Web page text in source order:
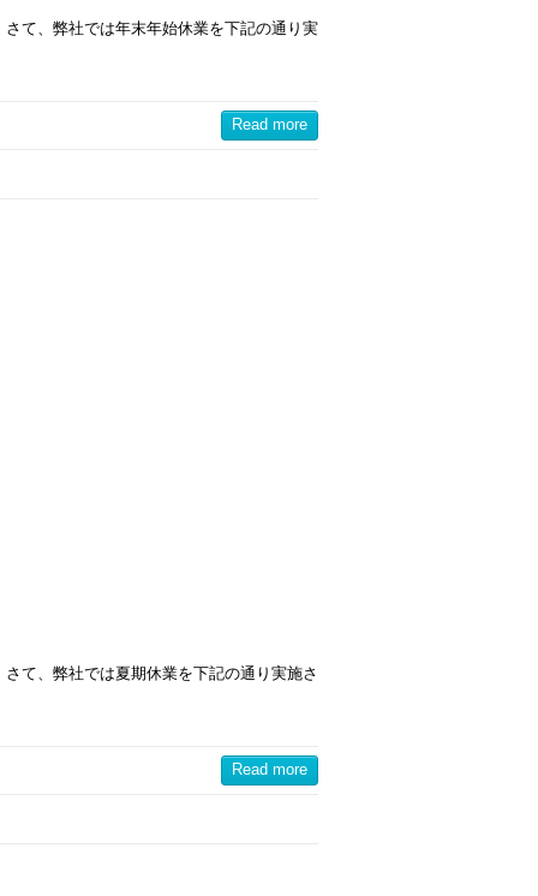
て、弊社では年末年始休業を下記の通り実
Read more
て、弊社では夏期休業を下記の通り実施さ
Read more